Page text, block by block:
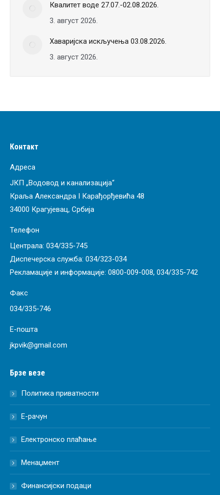
Квалитет воде 27.07.-02.08.2026.
3. август 2026.
Хаваријска искључења 03.08.2026.
3. август 2026.
Контакт
Адреса
ЈКП „Водовод и канализација“
Краља Александра I Карађорђевића 48
34000 Крагујевац, Србија
Телефон
Централа: 034/335-745
Диспечерска служба: 034/323-034
Рекламације и информације: 0800-009-008, 034/335-742
Факс
034/335-746
Е-пошта
jkpvik@gmail.com
Брзе везе
Политика приватности
Е-рачун
Електронско плаћање
Менаџмент
Финансијски подаци